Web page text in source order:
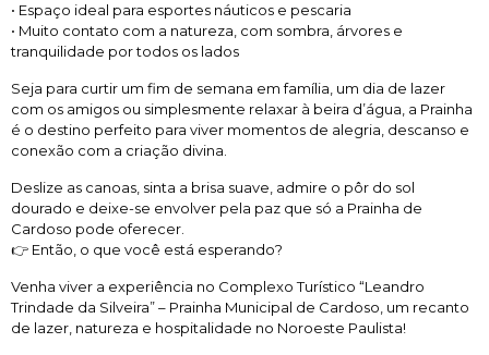
• Espaço ideal para esportes náuticos e pescaria
• Muito contato com a natureza, com sombra, árvores e
tranquilidade por todos os lados
Seja para curtir um fim de semana em família, um dia de lazer
com os amigos ou simplesmente relaxar à beira d’água, a Prainha
é o destino perfeito para viver momentos de alegria, descanso e
conexão com a criação divina.
Deslize as canoas, sinta a brisa suave, admire o pôr do sol
dourado e deixe-se envolver pela paz que só a Prainha de
Cardoso pode oferecer.
👉 Então, o que você está esperando?
Venha viver a experiência no Complexo Turístico “Leandro
Trindade da Silveira” – Prainha Municipal de Cardoso, um recanto
de lazer, natureza e hospitalidade no Noroeste Paulista!